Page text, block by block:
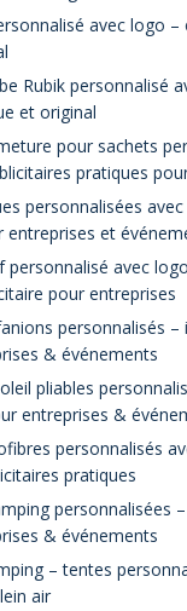
avec logo
Rubik personnalisé
et original
pour sachets
pratiques
personnalisées
entreprises et
personnalisé avec
pour entreprises
personnalisés –
& événements
pliables
entreprises &
personnalisés
pratiques
personnalisées
& événements
– tentes
air